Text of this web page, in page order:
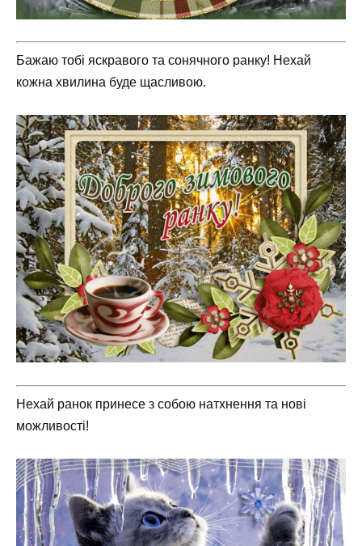
Бажаю тобі яскравого та сонячного ранку! Нехай
кожна хвилина буде щасливою.
Нехай ранок принесе з собою натхнення та нові
можливості!